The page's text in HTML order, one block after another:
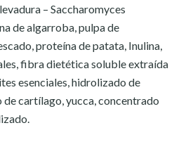
– Saccharomyces
de algarroba, pulpa de
proteína de patata, Inulina,
fibra dietética soluble extraída
esenciales, hidrolizado de
cartílago, yucca, concentrado